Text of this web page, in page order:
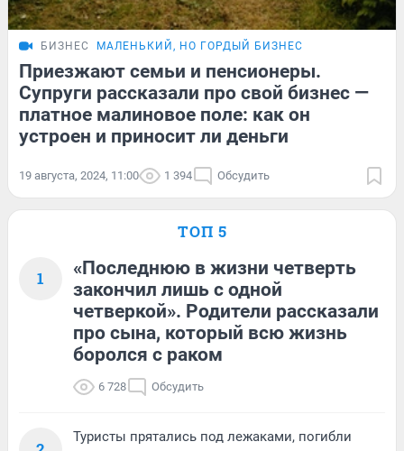
БИЗНЕС МАЛЕНЬКИЙ, НО ГОРДЫЙ БИЗНЕС
Приезжают семьи и пенсионеры.
Супруги рассказали про свой бизнес —
платное малиновое поле: как он
устроен и приносит ли деньги
19 августа, 2024, 11:00 1 394 Обсудить
ТОП 5
1
«Последнюю в жизни четверть
закончил лишь с одной
четверкой». Родители рассказали
про сына, который всю жизнь
боролся с раком
6 728 Обсудить
Туристы прятались под лежаками, погибли